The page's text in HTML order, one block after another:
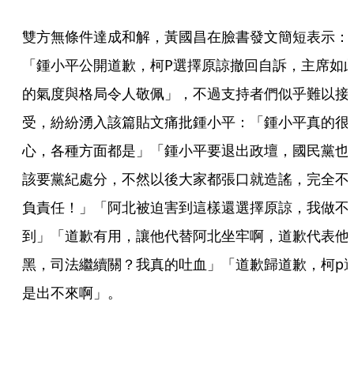
雙方無條件達成和解，黃國昌在臉書發文簡短表示：
「鍾小平公開道歉，柯P選擇原諒撤回自訴，主席如
的氣度與格局令人敬佩」，不過支持者們似乎難以接
受，紛紛湧入該篇貼文痛批鍾小平：「鍾小平真的很
心，各種方面都是」「鍾小平要退出政壇，國民黨也
該要黨紀處分，不然以後大家都張口就造謠，完全不
負責任！」「阿北被迫害到這樣還選擇原諒，我做不
到」「道歉有用，讓他代替阿北坐牢啊，道歉代表他
黑，司法繼續關？我真的吐血」「道歉歸道歉，柯p
是出不來啊」。